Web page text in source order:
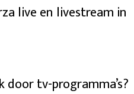
live en livestream in
tv-programma’s?